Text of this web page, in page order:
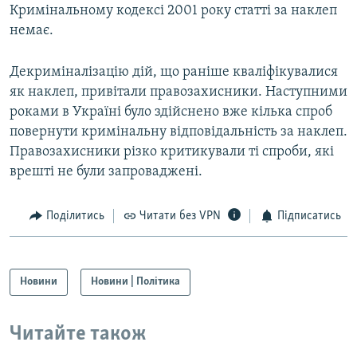
Кримінальному кодексі 2001 року статті за наклеп
немає.
Декриміналізацію дій, що раніше кваліфікувалися
як наклеп, привітали правозахисники. Наступними
роками в Україні було здійснено вже кілька спроб
повернути кримінальну відповідальність за наклеп.
Правозахисники різко критикували ті спроби, які
врешті не були запроваджені.
Поділитись Читати без VPN Підписатись
Новини Новини | Політика
Читайте також